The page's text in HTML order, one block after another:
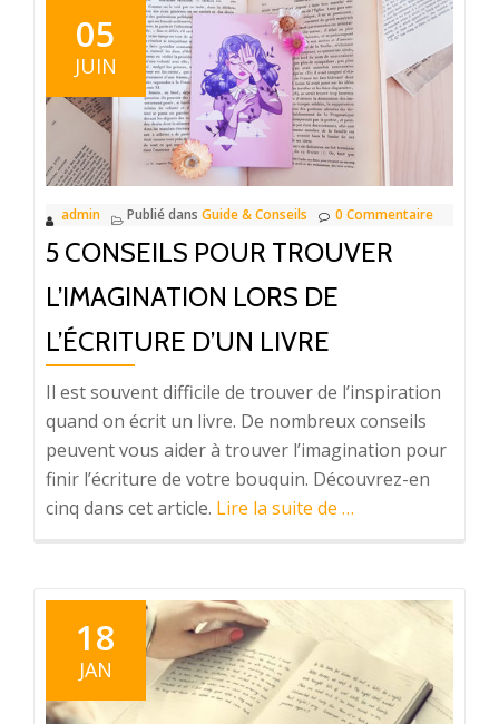
acheter
une
œuvre
d’art
?
05
JUIN
admin Publié dans Guide & Conseils 0 Commentaire
5 CONSEILS POUR TROUVER
L’IMAGINATION LORS DE
L’ÉCRITURE D’UN LIVRE
Il est souvent difficile de trouver de l’inspiration
quand on écrit un livre. De nombreux conseils
peuvent vous aider à trouver l’imagination pour
finir l’écriture de votre bouquin. Découvrez-en
cinq dans cet article. Lire la suite de à
l’imagination
lors
de
…
18
JAN